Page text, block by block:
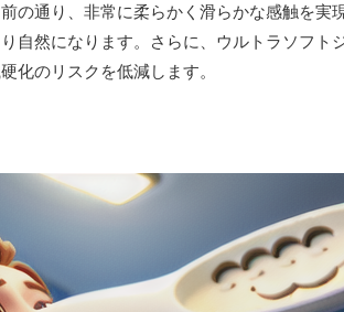
の通り、非常に柔らかく滑らかな感触を
自然になります。さらに、ウルトラソフト
化のリスクを低減します。